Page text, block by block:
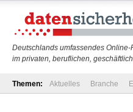
Deutschlands umfassendes
im privaten, beruflichen,
Themen: Aktuelles Branche